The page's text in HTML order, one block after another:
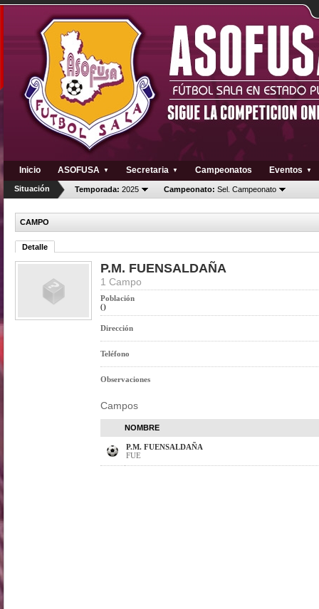
Inicio ASOFUSA ▼ Secretaria ▼ Campeonatos Eventos ▼
Situación Temporada: 2025 Campeonato: Sel. Campeonato
CAMPO
Detalle
P.M. FUENSALDAÑA
1 Campo
Población
()
Dirección
Teléfono
Observaciones
Campos
NOMBRE
P.M. FUENSALDAÑA
FUE